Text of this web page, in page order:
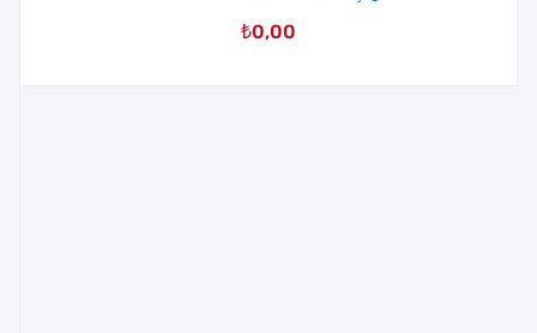
₺0,00